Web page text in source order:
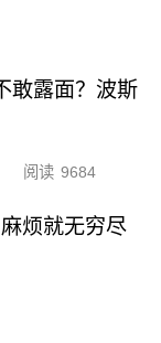
敢露面？波斯
阅读 9684
烦就无穷尽